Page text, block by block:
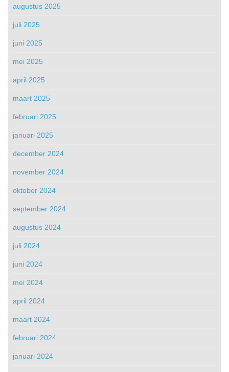
augustus 2025
juli 2025
juni 2025
mei 2025
april 2025
maart 2025
februari 2025
januari 2025
december 2024
november 2024
oktober 2024
september 2024
augustus 2024
juli 2024
juni 2024
mei 2024
april 2024
maart 2024
februari 2024
januari 2024